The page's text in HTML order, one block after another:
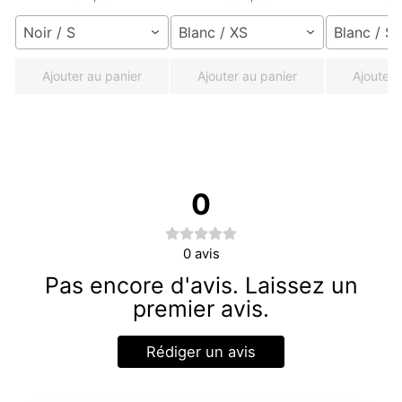
Noir / S
Ajouter au panier
Blanc / XS
Ajouter au panier
Blanc / S
Ajouter
0
0 avis
Pas encore d'avis. Laissez un
premier avis.
Rédiger un avis